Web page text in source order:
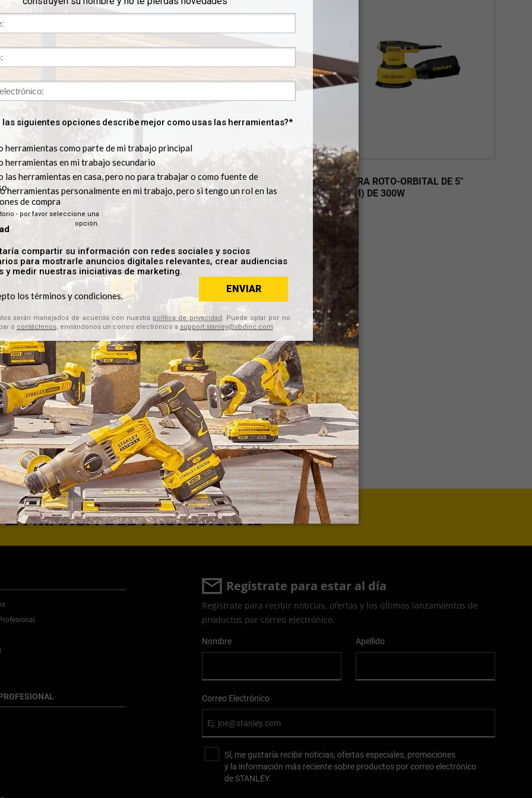
1/4 DE HOJA DE 220W
SS28
LIJADORA DE 1/3 DE HOJA DE 280W
SS30
LIJADORA ROTO-ORBITAL DE 5"
(125MM) DE 300W
1/2 DE HOJA DE 310W
SB90
LIJADORA DE BANDA DE 3"X21" DE
900W
Regístrate para estar al día
Regístrate para recibir noticias, ofertas y los últimos lanzamientos de
productos por correo electrónico.
User Details
Nombre Apellido
Correo Electrónico
Sí, me gustaría recibir noticias, ofertas especiales, promociones
y la información más reciente sobre productos por correo electrónico
de STANLEY.